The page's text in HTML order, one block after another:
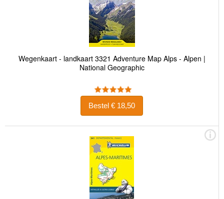
Wegenkaart - landkaart 3321 Adventure Map Alps - Alpen |
National Geographic
Bestel € 18,50